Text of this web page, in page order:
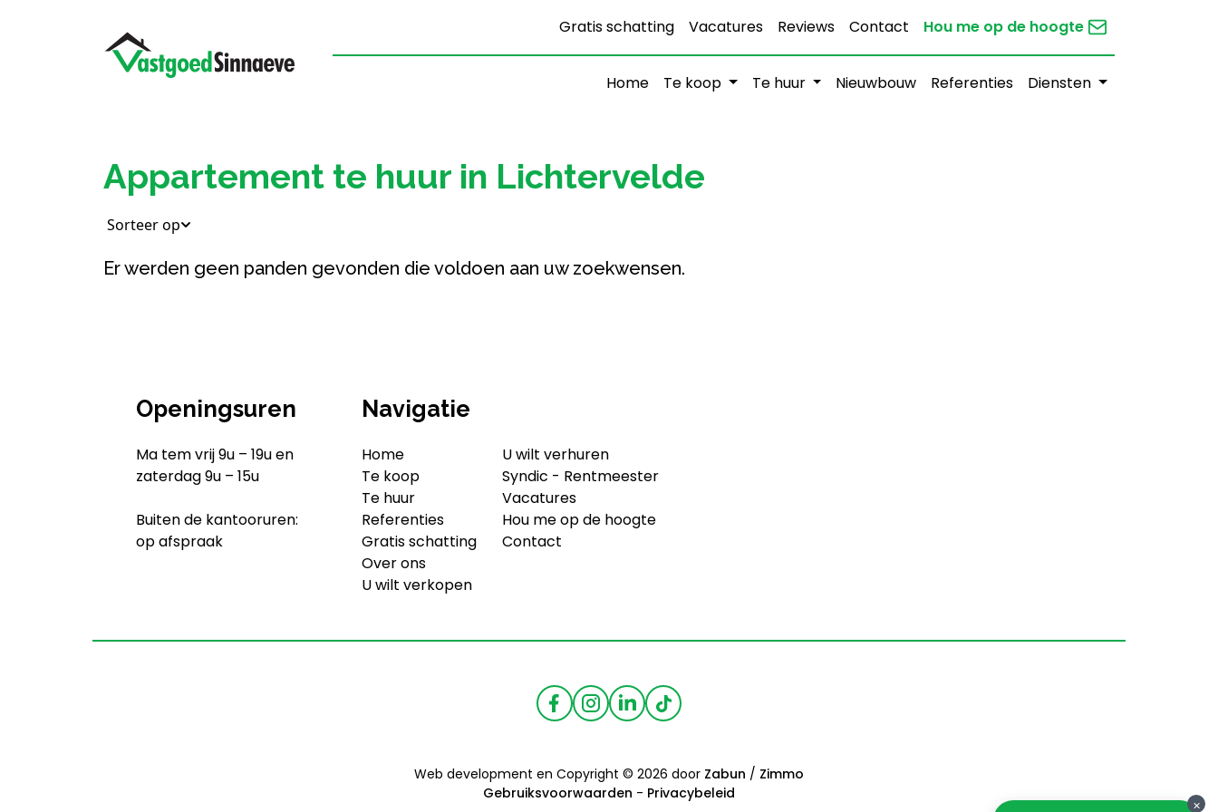
Gratis schatting Vacatures Reviews Contact Hou me op de hoogte
Home Te koop Te huur Nieuwbouw Referenties Diensten
Appartement te huur in Lichtervelde
Sorteer op
Er werden geen panden gevonden die voldoen aan uw zoekwensen.
Openingsuren
Ma tem vrij 9u – 19u en
zaterdag 9u – 15u
Buiten de kantooruren:
op afspraak
Navigatie
Home
Te koop
Te huur
Referenties
Gratis schatting
Over ons
U wilt verkopen
U wilt verhuren
Syndic - Rentmeester
Vacatures
Hou me op de hoogte
Contact
Web development en Copyright © 2026 door Zabun / Zimmo
Gebruiksvoorwaarden - Privacybeleid